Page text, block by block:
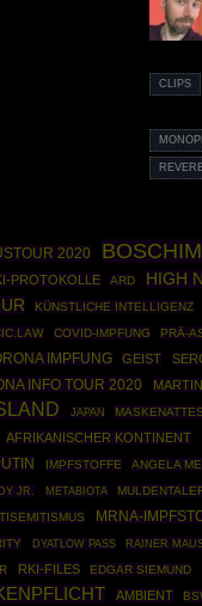
CLIPS
2020
PROTOKOLLE ARD HIGH
KÜNSTLICHE INTELLIGENZ
COVID-IMPFUNG PRÄ-
IMPFUNG GEIST
INFO TOUR 2020
JAPAN
AFRIKANISCHER KONTINENT
IMPFSTOFFE ANGELA
JR. METABIOTA
MRNA-
DYATLOW PASS RAINER
RKI-FILES EDGAR SIEMUND
AMBIENT